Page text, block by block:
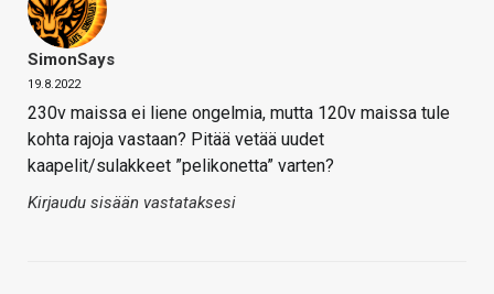
SimonSays
19.8.2022
230v maissa ei liene ongelmia, mutta 120v maissa tule
kohta rajoja vastaan? Pitää vetää uudet
kaapelit/sulakkeet ”pelikonetta” varten?
Kirjaudu sisään vastataksesi